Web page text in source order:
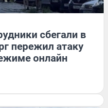
сбегали в
пережил атаку
онлайн